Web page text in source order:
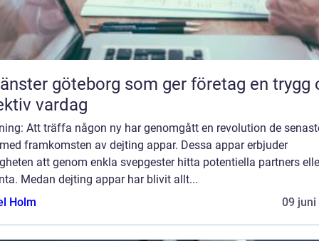
göteborg som ger företag en trygg
vardag
Att träffa någon ny har genomgått en revolution de
framkomsten av dejting appar. Dessa appar erbjuder
att genom enkla svepgester hitta potentiella partners
Medan dejting appar har blivit allt...
Holm
09 juni